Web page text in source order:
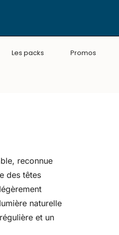
Les packs Promos
reconnue
des têtes
naturelle
et un